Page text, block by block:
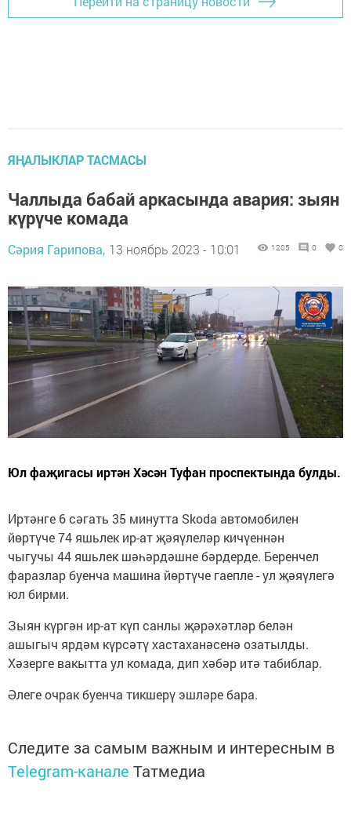
ЯҢАЛЫКЛАР ТАСМАСЫ
Чаллыда бабай аркасында авария: зыян
күрүче комада
Сәрия Гарипова, 13 ноябрь 2023 - 10:01 1205 0 0
Юл фаҗигасы иртән Хәсән Туфан проспектында булды.
Иртәнге 6 сәгать 35 минутта Skoda автомобилен
йөртүче 74 яшьлек ир-ат җәяүлеләр кичүеннән
чыгучы 44 яшьлек шәһәрдәшне бәрдерде. Беренчел
фаразлар буенча машина йөртүче гаепле - ул җәяүлегә
юл бирми.
Зыян күргән ир-ат күп санлы җәрәхәтләр белән
ашыгыч ярдәм күрсәтү хастаханәсенә озатылды.
Хәзерге вакытта ул комада, дип хәбәр итә табиблар.
Әлеге очрак буенча тикшерү эшләре бара.
Следите за самым важным и интересным в
Telegram-канале Татмедиа